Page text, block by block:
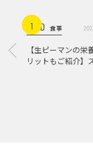
1FOOD 食事
【生ピーマンの栄
リットもご紹介】